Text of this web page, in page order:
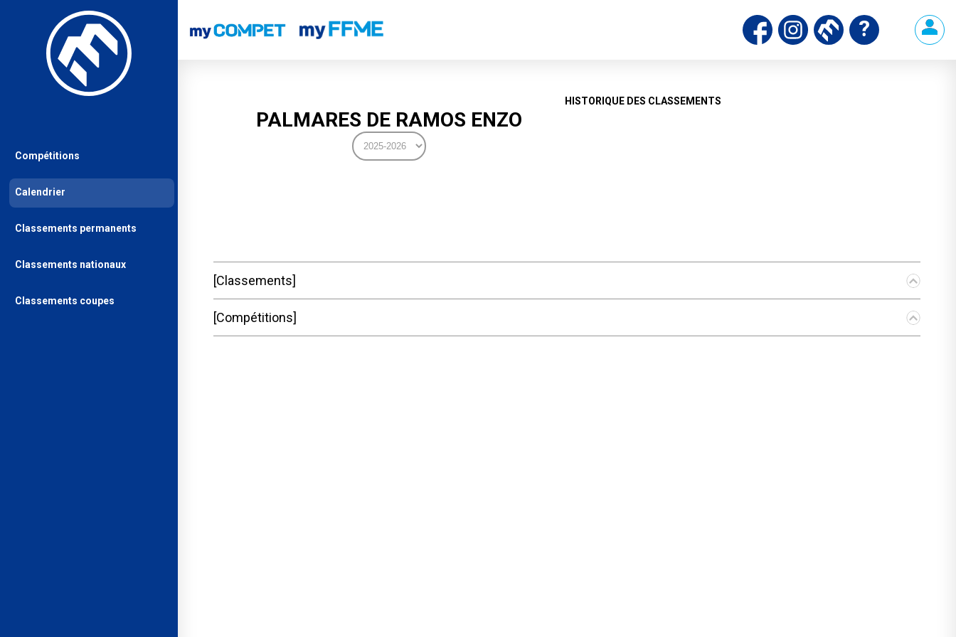
PALMARES DE RAMOS ENZO
HISTORIQUE DES CLASSEMENTS
Classements
Compétitions
Compétitions
Calendrier
Classements permanents
Classements nationaux
Classements coupes